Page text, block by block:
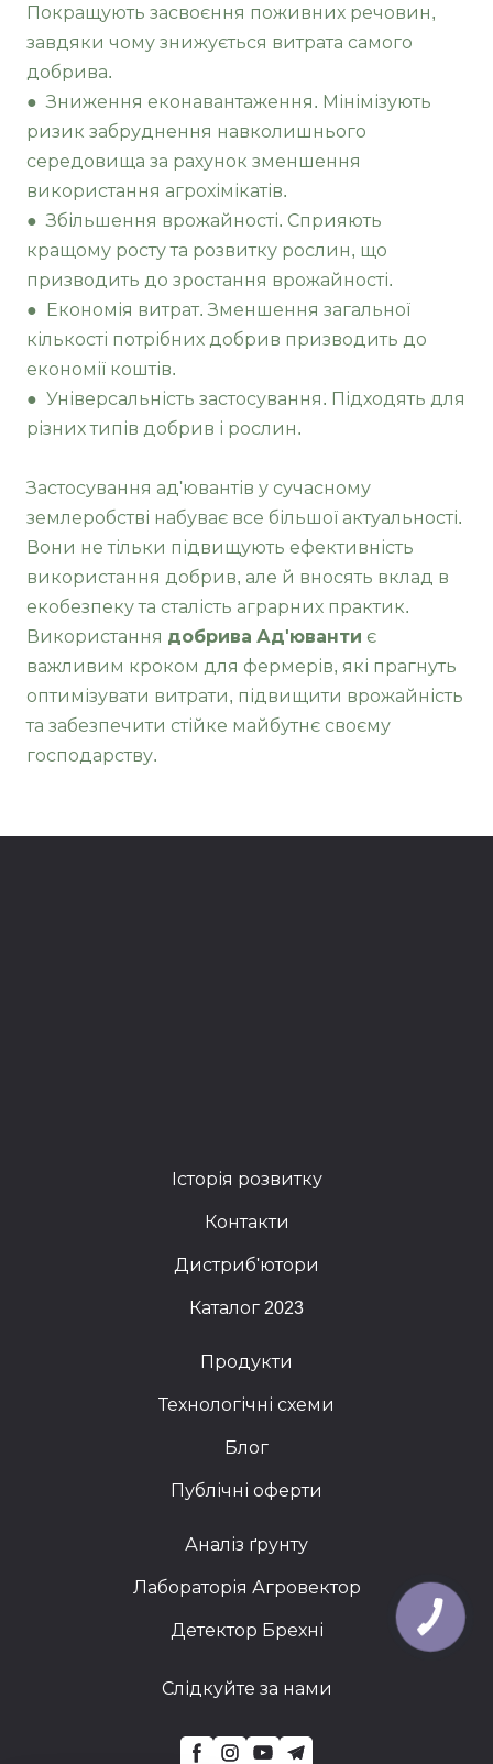
Покращують засвоєння поживних речовин,
завдяки чому знижується витрата самого
добрива.
● Зниження еконавантаження. Мінімізують
ризик забруднення навколишнього
середовища за рахунок зменшення
використання агрохімікатів.
● Збільшення врожайності. Сприяють
кращому росту та розвитку рослин, що
призводить до зростання врожайності.
● Економія витрат. Зменшення загальної
кількості потрібних добрив призводить до
економії коштів.
● Універсальність застосування. Підходять для
різних типів добрив і рослин.
Застосування ад'ювантів у сучасному
землеробстві набуває все більшої актуальності.
Вони не тільки підвищують ефективність
використання добрив, але й вносять вклад в
екобезпеку та сталість аграрних практик.
Використання добрива Ад'юванти є
важливим кроком для фермерів, які прагнуть
оптимізувати витрати, підвищити врожайність
та забезпечити стійке майбутнє своєму
господарству.
Історія розвитку
Контакти
Дистриб'ютори
Каталог 2023
Продукти
Технологічні схеми
Блог
Публічні оферти
Аналіз ґрунту
Лабораторія Агровектор
Детектор Брехні
Слідкуйте за нами